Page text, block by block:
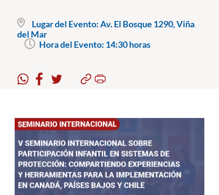
Pregrado
Postgrado
Formación Continua
Académicos
Funcionarios
Alumni
Lugar del Evento:Av. El Bosque 1290, Viña
del Mar
Hora del Evento: 14:30 horas